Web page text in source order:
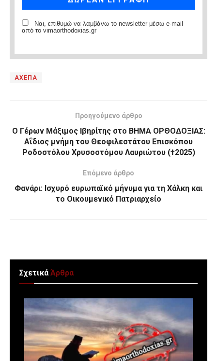
Ναι, επιθυμώ να λαμβάνω το newsletter μέσω e-mail
από το vimaorthodoxias.gr
ΑΧΕΠΑ
Προηγούμενο άρθρο
Ο Γέρων Μάξιμος Ιβηρίτης στο ΒΗΜΑ ΟΡΘΟΔΟΞΙΑΣ:
Αΐδιος μνήμη του Θεοφιλεστάτου Επισκόπου
Ροδοστόλου Χρυσοστόμου Λαυριώτου (†2025)
Επόμενο άρθρο
Φανάρι: Ισχυρό ευρωπαϊκό μήνυμα για τη Χάλκη και
το Οικουμενικό Πατριαρχείο
ΣχετικάΆρθρα